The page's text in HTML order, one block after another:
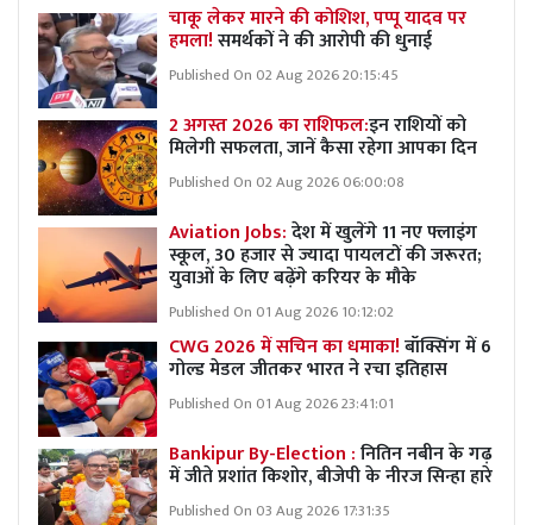
चाकू लेकर मारने की कोशिश, पप्पू यादव पर
हमला!समर्थकों ने की आरोपी की धुनाई
Published On 02 Aug 2026 20:15:45
2 अगस्त 2026 का राशिफल:इन राशियों को
मिलेगी सफलता, जानें कैसा रहेगा आपका दिन
Published On 02 Aug 2026 06:00:08
Aviation Jobs:देश में खुलेंगे 11 नए फ्लाइंग
स्कूल, 30 हजार से ज्यादा पायलटों की जरूरत;
युवाओं के लिए बढ़ेंगे करियर के मौके
Published On 01 Aug 2026 10:12:02
CWG 2026 में सचिन का धमाका!बॉक्सिंग में 6
गोल्ड मेडल जीतकर भारत ने रचा इतिहास
Published On 01 Aug 2026 23:41:01
Bankipur By-Election :नितिन नबीन के गढ़
में जीते प्रशांत किशोर, बीजेपी के नीरज सिन्हा हारे
Published On 03 Aug 2026 17:31:35